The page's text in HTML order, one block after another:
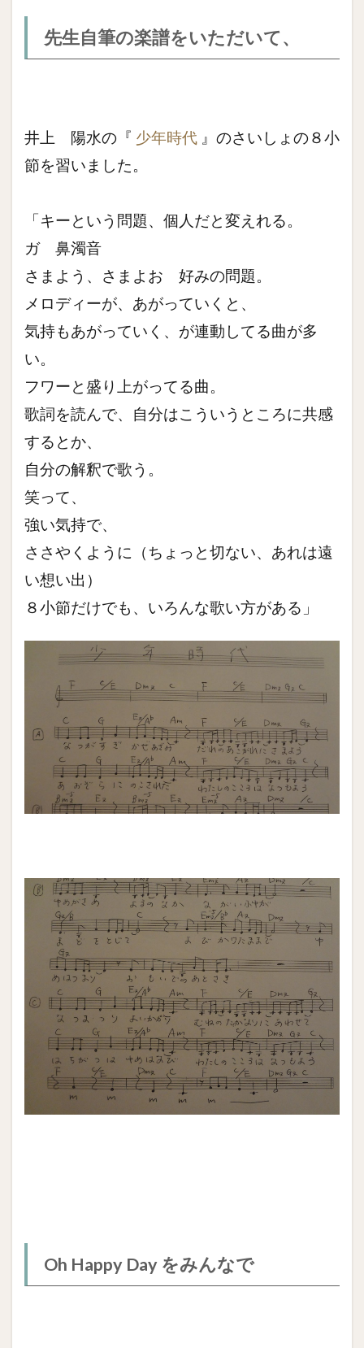
先生自筆の楽譜をいただいて、
井上 陽水の『 少年時代 』のさいしょの８小
節を習いました。
「キーという問題、個人だと変えれる。
ガ 鼻濁音
さまよう、さまよお 好みの問題。
メロディーが、あがっていくと、
気持もあがっていく、が連動してる曲が多
い。
フワーと盛り上がってる曲。
歌詞を読んで、自分はこういうところに共感
するとか、
自分の解釈で歌う。
笑って、
強い気持で、
ささやくように（ちょっと切ない、あれは遠
い想い出）
８小節だけでも、いろんな歌い方がある」
Oh Happy Day をみんなで